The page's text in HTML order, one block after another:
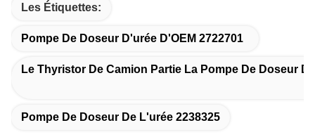
Les Étiquettes:
Pompe De Doseur D'urée D'OEM 2722701
Le Thyristor De Camion Partie La Pompe De Doseur
Pompe De Doseur De L'urée 2238325